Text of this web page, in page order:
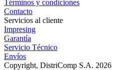
Términos y condiciones
Contacto
Servicios al cliente
Impresing
Garantía
Servicio Técnico
Envíos
Copyright, DistriComp S.A. 2026